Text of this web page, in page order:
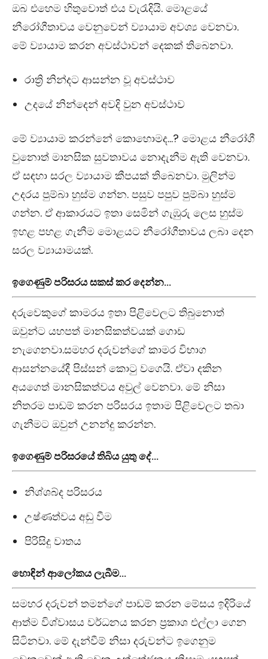
ඔබ එහෙම හිතුවොත් එය වැරැදියි. මොළයේ
නීරෝගීතාවය වෙනුවෙන් ව්‍යායාම අවශ්‍ය වෙනවා.
මේ ව්‍යායාම කරන අවස්ථාවන් දෙකක් තිබෙනවා.
රාත්‍රි නින්දට ආසන්න වූ අවස්ථාව
උදයේ නින්දෙන් අවදි වුන අවස්ථාව
මේ ව්‍යායාම කරන්නේ කොහොමද…? මොළය නීරෝගී
වුනොත් මානසික සුවතාවය නොදැනීම ඇති වෙනවා.
ඒ සඳහා සරල ව්‍යායාම කීපයක් තිබෙනවා. මුලින්ම
උදරය පුම්බා හුස්ම ගන්න. පසුව පපුව පුම්බා හුස්ම
ගන්න. ඒ ආකාරයට ඉතා සෙමින් ගැඹුරු ලෙස හුස්ම
ඉහළ පහළ ගැනීම මොළයට නීරෝගීතාවය ලබා දෙන
සරල ව්‍යායාමයක්.
ඉගෙණුම් පරිසරය සකස් කර දෙන්න…
දරුවෙකුගේ කාමරය ඉතා පිළිවෙලට තිබුනොත්
ඔවුන්ට යහපත් මානසිකත්වයක් ගොඩ
නැගෙනවා.සමහර දරුවන්ගේ කාමර විභාග
ආසන්නයේදී පිස්සන් කොටු වගෙයි. ඒවා දකින
අයගෙත් මානසිකත්වය අවුල් වෙනවා. මේ නිසා
නිතරම පාඩම් කරන පරිසරය ඉතාම පිළිවෙලට තබා
ගැනීමට ඔවුන් උනන්දු කරන්න.
ඉගෙණුම් පරිසරයේ තිබිය යුතු දේ…
නිශ්ශබ්ද පරිසරය
උෂ්ණත්වය අඩු වීම
පිරිසිදු වාතය
හොඳින් ආලෝකය ලැබීම…
සමහර දරුවන් තමන්ගේ පාඩම් කරන මේසය ඉදිරියේ
ආත්ම විශ්වාසය වර්ධනය කරන ප්‍රකාශ එල්ලා ගෙන
සිටිනවා. මේ දැන්වීම් නිසා දරුවන්ට ඉගෙනුම